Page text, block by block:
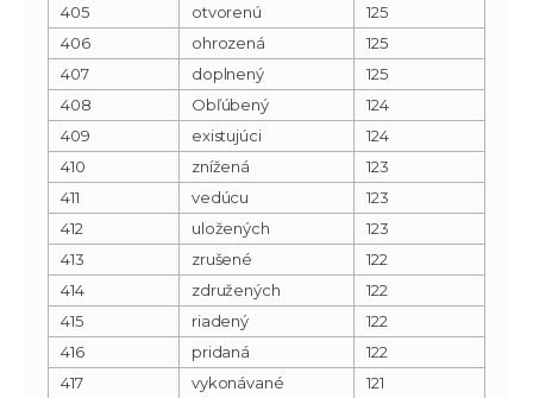
405
otvorenú
125
406
ohrozená
125
407
doplnený
125
408
Obľúbený
124
409
existujúci
124
410
znížená
123
411
vedúcu
123
412
uložených
123
413
zrušené
122
414
združených
122
415
riadený
122
416
pridaná
122
417
vykonávané 121